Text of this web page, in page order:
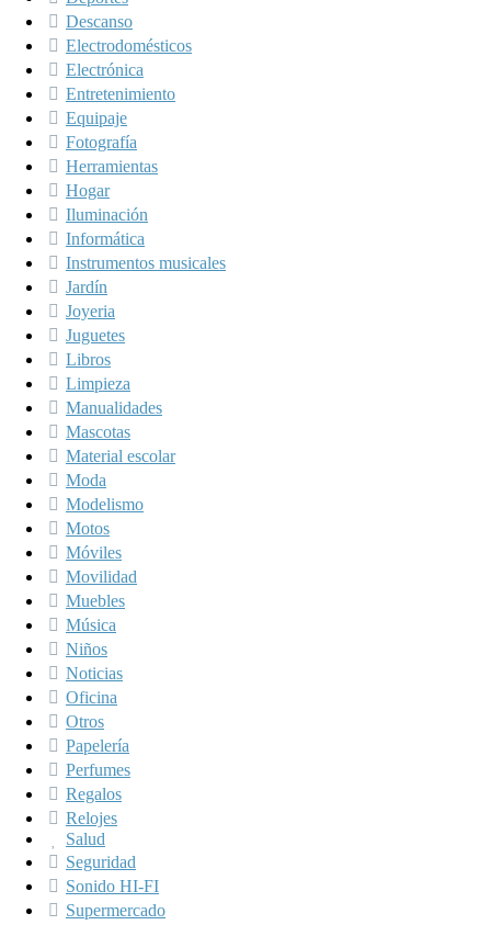
Descanso
Electrodomésticos
Electrónica
Entretenimiento
Equipaje
Fotografía
Herramientas
Hogar
Iluminación
Informática
Instrumentos musicales
Jardín
Joyeria
Juguetes
Libros
Limpieza
Manualidades
Mascotas
Material escolar
Moda
Modelismo
Motos
Móviles
Movilidad
Muebles
Música
Niños
Noticias
Oficina
Otros
Papelería
Perfumes
Regalos
Relojes
Salud
Seguridad
Sonido HI-FI
Supermercado